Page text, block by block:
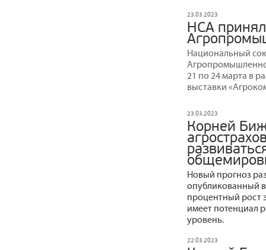
23.03.2023
НСА
Национальный
21 по 24 марта в
выставки
23.03.2023
Корней
Новый прогноз
опубликованный
процентный рост
имеет потенциал
уровень.
22.03.2023